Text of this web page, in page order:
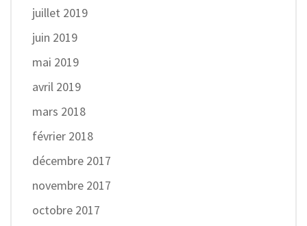
juillet 2019
juin 2019
mai 2019
avril 2019
mars 2018
février 2018
décembre 2017
novembre 2017
octobre 2017